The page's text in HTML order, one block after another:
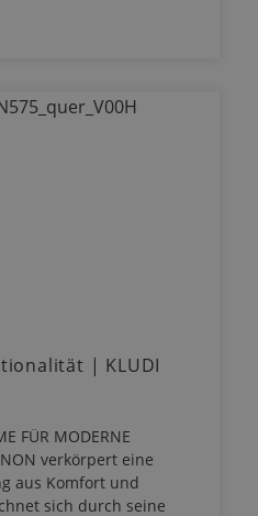
| KLUDI
FÜR MODERNE
verkörpert eine
aus Komfort und
sich durch seine